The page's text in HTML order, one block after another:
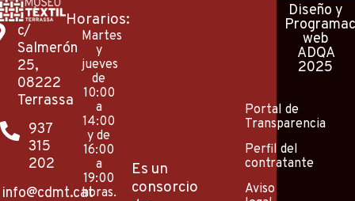
c/
Salmerón
25,
08222
Terrassa
937
315
202
info@cdmt.cat
Horarios:
Martes
y
jueves
de
10:00
a
14:00
y de
16:00
a
19:00
horas.
Es un
consorcio
Portal de
Transparencia
Perfil del
contratante
Aviso
Diseño y
web
ADQA
2025